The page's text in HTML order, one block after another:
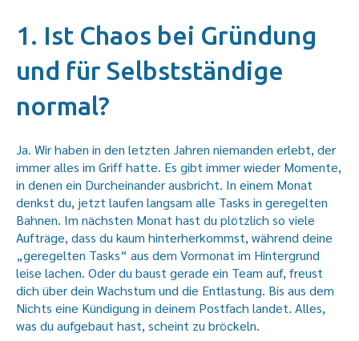
1. Ist Chaos bei Gründung
und für Selbstständige
normal?
Ja. Wir haben in den letzten Jahren niemanden erlebt, der
immer alles im Griff hatte. Es gibt immer wieder Momente,
in denen ein Durcheinander ausbricht. In einem Monat
denkst du, jetzt laufen langsam alle Tasks in geregelten
Bahnen. Im nächsten Monat hast du plötzlich so viele
Aufträge, dass du kaum hinterherkommst, während deine
„geregelten Tasks“ aus dem Vormonat im Hintergrund
leise lachen. Oder du baust gerade ein Team auf, freust
dich über dein Wachstum und die Entlastung. Bis aus dem
Nichts eine Kündigung in deinem Postfach landet. Alles,
was du aufgebaut hast, scheint zu bröckeln.